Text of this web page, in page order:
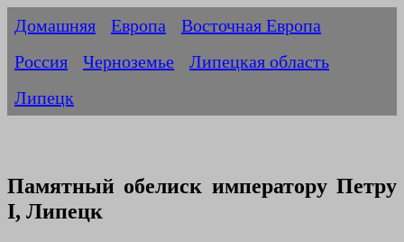
Домашняя Европа
Восточная Европа
Россия
Черноземье
Липецкая область
Липецк
Памятный обелиск императору Петру
I, Липецк